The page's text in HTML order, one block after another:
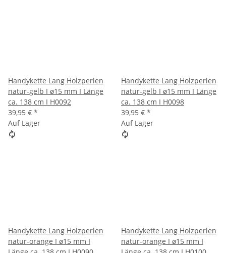
Handykette Lang Holzperlen
natur-gelb I ø15 mm I Länge
ca. 138 cm I H0092
39,95 € *
Handykette Lang Holzperlen
natur-gelb I ø15 mm I Länge
ca. 138 cm I H0098
39,95 € *
Auf Lager
Handykette Lang Holzperlen
natur-orange I ø15 mm I
Auf Lager
Handykette Lang Holzperlen
natur-orange I ø15 mm I